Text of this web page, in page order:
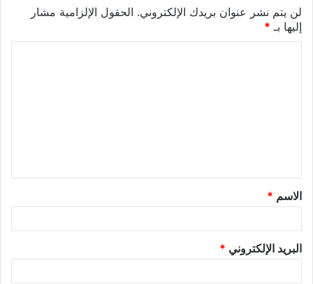
لن يتم نشر عنوان بريدك الإلكتروني. الحقول الإلزامية مشار
إليها بـ *
ق
*
الاسم *
البريد الإلكتروني *